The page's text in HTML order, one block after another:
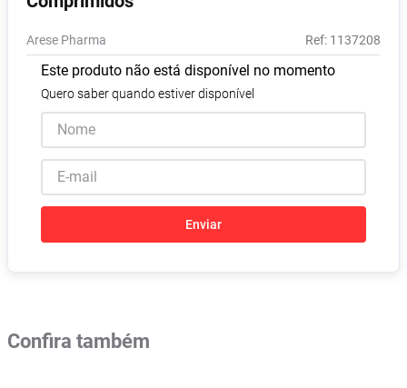
Arese Pharma : 1137208
Este produto não está disponível no momento
Quero saber quando estiver disponível
Enviar
Confira também
7º Shampoo
8 º Pampers Confort Sec
9º Vitamina D
10º Soro Fisiológico